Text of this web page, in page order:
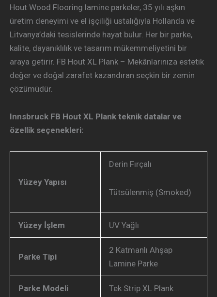
Hout Wood Flooring lamine parkeler, 35 yılı aşkın
üretim deneyimi ve el işçiliği ustalığıyla Hollanda ve
Litvanya’daki tesislerinde hayat bulur. Her bir parke,
kalite, dayanıklılık ve tasarım mükemmeliyetini bir
araya getirir. FB Hout XL Plank – Mekânlarınıza estetik
değer ve doğal zarafet kazandıran seçkin bir zemin
çözümüdür.
Innsbruck FB Hout XL Plank teknik datalar ve
özellik seçenekleri:
Yüzey Yapısı
Derin Fırçalı
Tütsülenmiş (Smoked)
Yüzey İşlem UV Yağlı
Parke Tipi
2 Katmanlı Ahşap
Lamine Parke
Parke Modeli Tek Strip XL Plank